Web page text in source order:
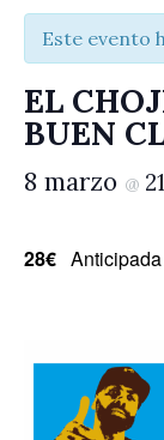
Este evento
EL
BUEN
8 marzo @
28€